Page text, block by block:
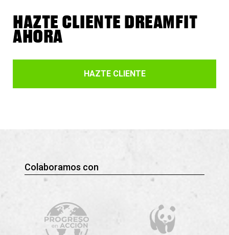
HAZTE CLIENTE DREAMFIT
AHORA
HAZTE CLIENTE
Colaboramos con